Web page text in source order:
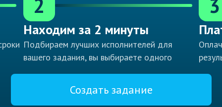
2
Находим за 2 минуты
Подбираем лучших исполнителей для
вашего задания, вы выбираете одного
3
Создать задание